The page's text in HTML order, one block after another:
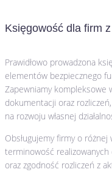
Księgowość dla firm
Prawidłowo prowadzona
elementów bezpiecznego
Zapewniamy kompleksowe
dokumentacji oraz
na rozwoju własnej
Obsługujemy firmy o
terminowość
oraz zgodność rozliczeń z